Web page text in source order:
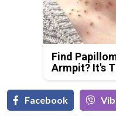
Find
Armpit? It's
Facebook